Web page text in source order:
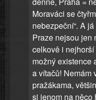
Moraváci se
nebezpeční“. A
Praze nejsou jen
celkově i
možný existence
a vítačů! Nemám
pražákama,
si jenom na něco